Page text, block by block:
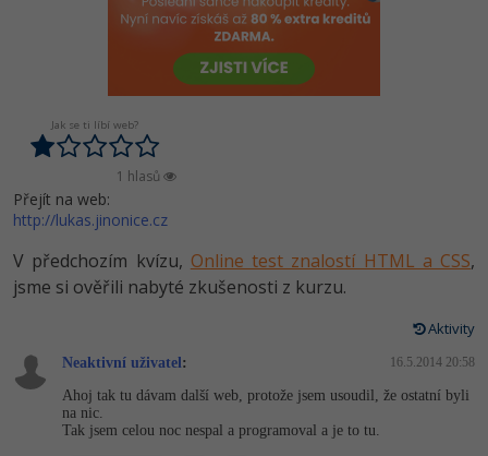
HTML5, CSS3, Bootstrap, SEO
SQL a databáze
Testování a verzování
UML a návrhové vzory
Spring
Django
JavaScript
Python
HTML / CSS
UML a návrhové vzory
MySQL/MariaDB
MS-SQL
SQLite
Vývojář mobilních aplikací
Specialista na AI a bigdata
C# Game developer
Webdesigner
Tester
Systémový administrátor
3D grafik
Projektový manažer
Python -80%
JavaScript -80%
PHP
C++ -80%
Swift -80%
Kotlin -80%
SQL
Digitální gramotnost
Marketing -30%
WordPress
SEO -30%
UX
Business
MS Office -80%
Photoshop -80%
Adobe Illustrator -80%
Adobe Lightroom
Adobe XD
Adobe InDesign
Adobe After Effects
Inkscape
Fotografování -80%
Jak se ti líbí web?
1 hlasů
Přejít na web:
http://lukas.jinonice.cz
V předchozím kvízu, Online test znalostí HTML a CSS,
jsme si ověřili nabyté zkušenosti z kurzu.
Aktivity
Neaktivní uživatel: 16.5.2014 20:58
Ahoj tak tu dávam další web, protože jsem usoudil, že ostatní byli
na nic.
Tak jsem celou noc nespal a programoval a je to tu.